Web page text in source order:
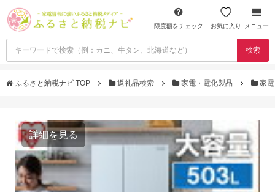
限度額をチェック お気に入り メニュー
検索
ふるさと納税ナビ TOP 返礼品検索 家電・電化製品 家電
詳細を見る